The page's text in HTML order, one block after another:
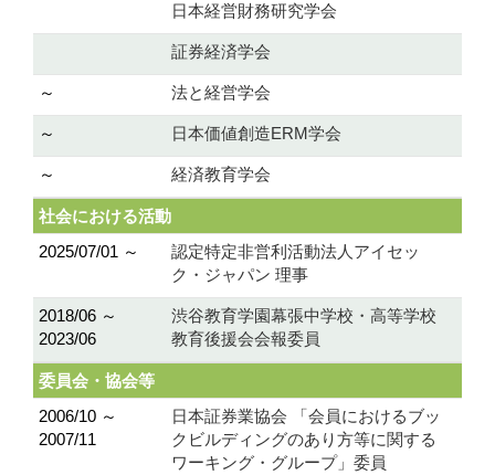
日本経営財務研究学会
証券経済学会
～ 法と経営学会
～ 日本価値創造ERM学会
～ 経済教育学会
社会における活動
2025/07/01 ～
認定特定非営利活動法人アイセッ
ク・ジャパン 理事
2018/06 ～
2023/06
渋谷教育学園幕張中学校・高等学校
教育後援会会報委員
委員会・協会等
2006/10 ～
2007/11
日本証券業協会 「会員におけるブッ
クビルディングのあり方等に関する
ワーキング・グループ」委員